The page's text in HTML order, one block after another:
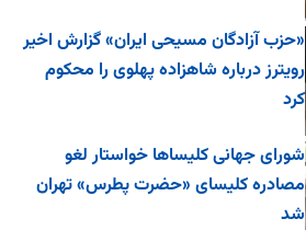
«حزب آزادگان مسیحی ایران» گزارش اخیر
رویترز درباره شاهزاده پهلوی را محکوم
کرد
شورای جهانی کلیساها خواستار لغو
مصادره کلیسای «حضرت پطرس» تهران
شد